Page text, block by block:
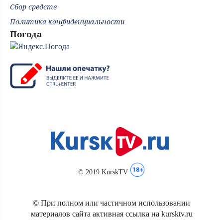
Сбор средств
Политика конфиденциальности
Погода
© 2019 KurskTV
© При полном или частичном использовании
материалов сайта активная ссылка на kursktv.ru